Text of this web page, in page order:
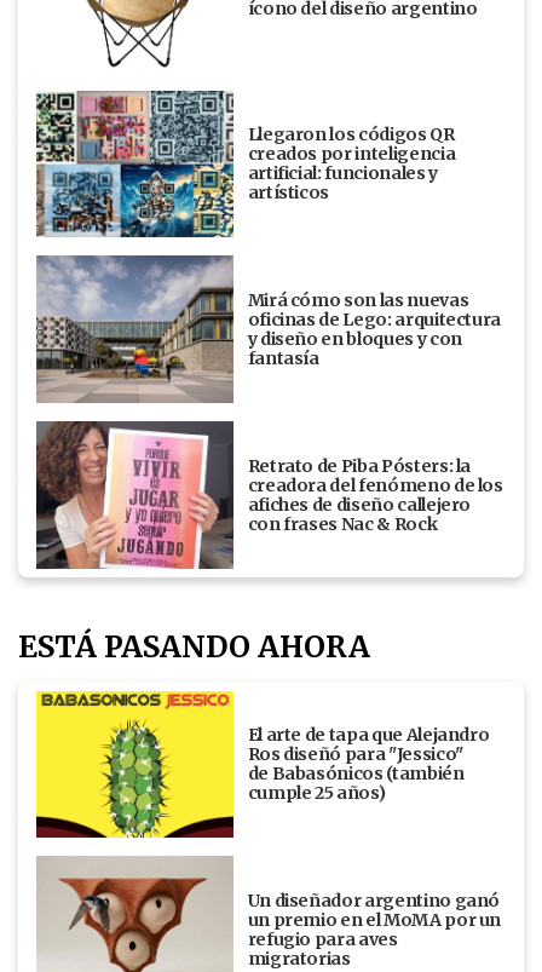
ícono del diseño argentino
Llegaron los códigos QR
creados por inteligencia
artificial: funcionales y
artísticos
Mirá cómo son las nuevas
oficinas de Lego: arquitectura
y diseño en bloques y con
fantasía
Retrato de Piba Pósters: la
creadora del fenómeno de los
afiches de diseño callejero
con frases Nac & Rock
ESTÁ PASANDO AHORA
El arte de tapa que Alejandro
Ros diseñó para "Jessico"
de Babasónicos (también
cumple 25 años)
Un diseñador argentino ganó
un premio en el MoMA por un
refugio para aves
migratorias